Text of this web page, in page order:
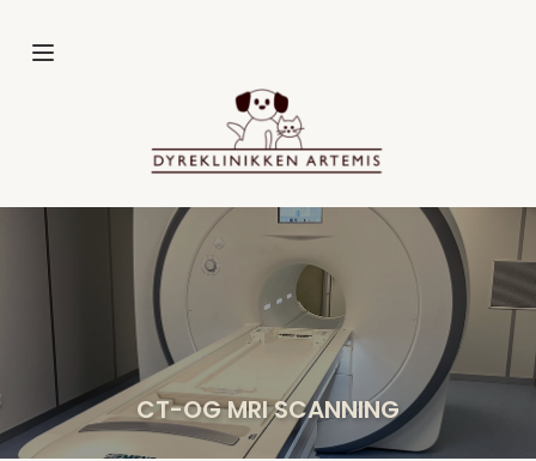
indhold
CT-OG MRI SCANNING